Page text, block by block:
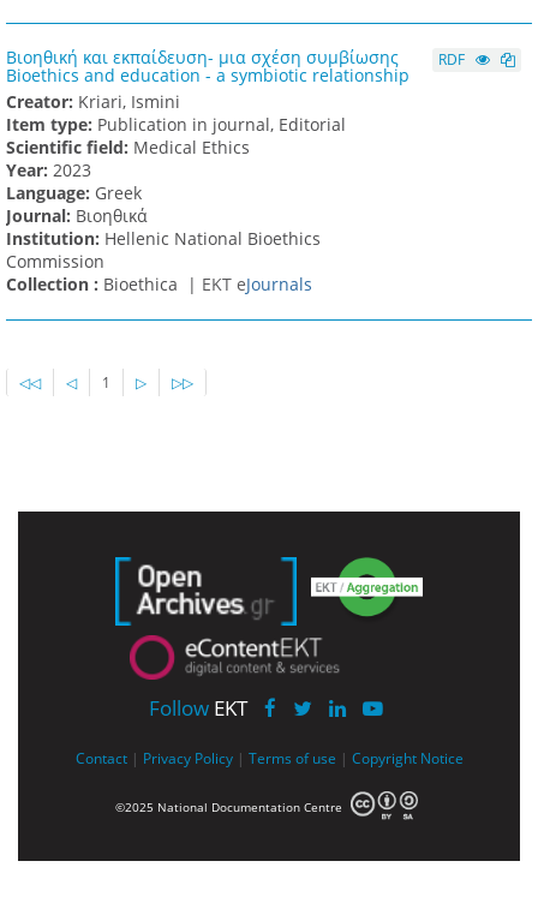
Βιοηθική και εκπαίδευση- μια σχέση συμβίωσης
Bioethics and education - a symbiotic relationship
Creator: Kriari, Ismini
Item type: Publication in journal, Editorial
Scientific field: Medical Ethics
Υear: 2023
Language: Greek
Journal: Βιοηθικά
Institution: Hellenic National Bioethics
Commission
Collection : Bioethica | ΕΚΤ eJournals
RDF
◁◁ ◁ 1 ▷ ▷▷
Follow EKT
Contact | Privacy Policy | Terms of use | Copyright Notice
©2025 National Documentation Centre